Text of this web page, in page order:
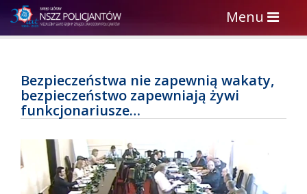
Toggle
navigation
Menu
Bezpieczeństwa nie zapewnią wakaty,
bezpieczeństwo zapewniają żywi
funkcjonariusze…